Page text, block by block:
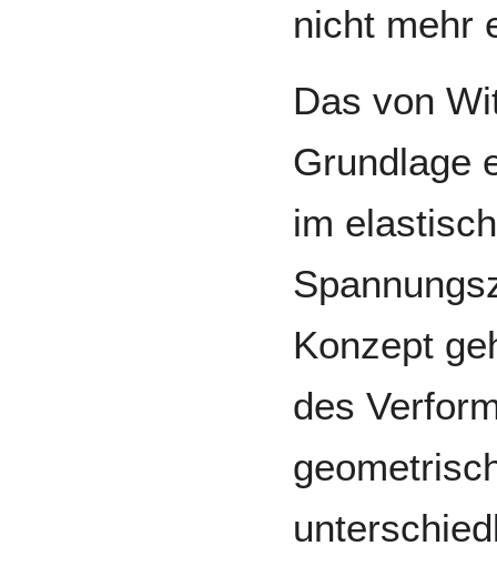
nicht mehr
Das von
Grundlage
im
Konzept
des